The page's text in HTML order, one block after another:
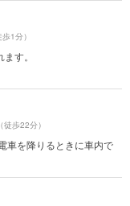
歩1分）
す。
（徒歩22分）
車を降りるときに車内で